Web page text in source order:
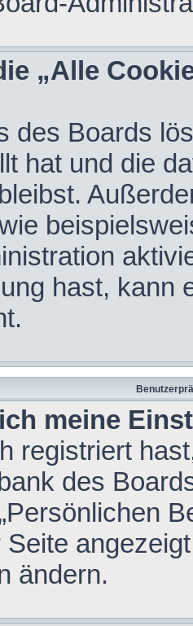
„Alle
des Boards
hat und die
hast, kann
meine
registriert
des
Seite
ändern.